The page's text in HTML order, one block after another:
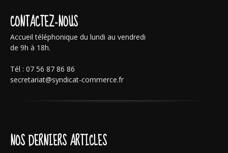
CONTACTEZ-NOUS
Accueil téléphonique du lundi au vendredi
de 9h à 18h.
Tél : 07 56 87 86 86
secretariat@syndicat-commerce.fr
NOS DERNIERS ARTICLES